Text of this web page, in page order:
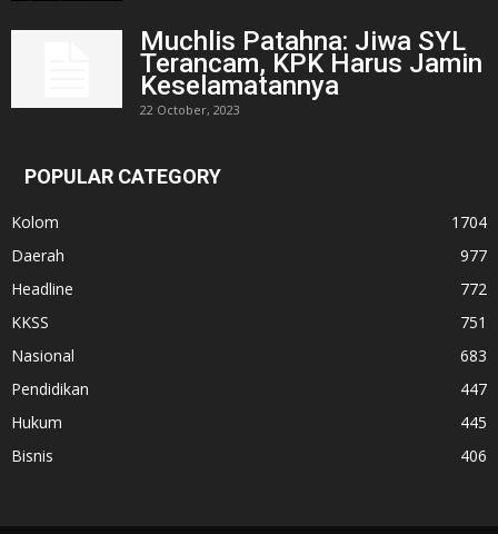
Muchlis Patahna: Jiwa SYL
Terancam, KPK Harus Jamin
Keselamatannya
22 October, 2023
POPULAR CATEGORY
Kolom
1704
Daerah
977
Headline
772
KKSS
751
Nasional
683
Pendidikan
447
Hukum
445
Bisnis
406